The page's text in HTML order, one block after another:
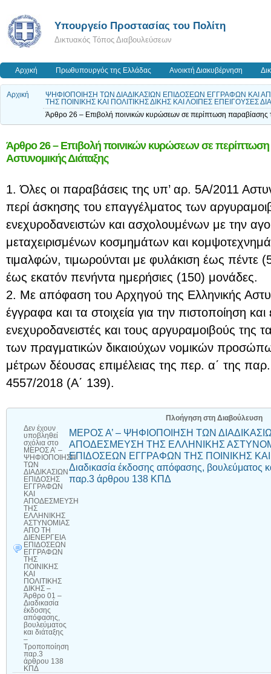
Υπουργείο Προστασίας του Πολίτη
Δικτυακός Τόπος Διαβουλεύσεων
Αρχική Πρωθυπουργός της Ελλάδας Ανοικτή Διακυβέρνηση
Αρχική
ΨΗΦΙΟΠΟΙΗΣΗ ΤΩΝ ΔΙΑΔΙΚΑΣΙΩΝ ΕΠΙΔΟΣΕΩΝ ΕΓΓΡΑΦΩΝ ΚΑΙ
ΤΗΣ ΠΟΙΝΙΚΗΣ ΚΑΙ ΠΟΛΙΤΙΚΗΣ ΔΙΚΗΣ ΚΑΙ ΛΟΙΠΕΣ ΕΠΕΙΓΟΥΣΕΣ
Άρθρο 26 – Επιβολή ποινικών κυρώσεων σε περίπτωση παραβίασης
Άρθρο 26 – Επιβολή ποινικών κυρώσεων σε περίπτωση
Αστυνομικής Διάταξης
1. Όλες οι παραβάσεις της υπ’ αρ. 5Α/2011
περί άσκησης του επαγγέλματος των
ενεχυροδανειστών και ασχολουμένων με την
μεταχειρισμένων κοσμημάτων και
τιμαλφών, τιμωρούνται με φυλάκιση έως πέντε
έως εκατόν πενήντα ημερήσιες (150) μονάδες.
2. Με απόφαση του Αρχηγού της Ελληνικής
έγγραφα και τα στοιχεία για την πιστοποίηση
ενεχυροδανειστές και τους αργυραμοιβούς της
των πραγματικών δικαιούχων νομικών
μέτρων δέουσας επιμέλειας της περ. α΄ της
4557/2018 (Α΄ 139).
Πλοήγηση στη Διαβούλευση
Δεν έχουν
υποβληθεί
σχόλια στο
ΜΕΡΟΣ Α’ –
ΨΗΦΙΟΠΟΙΗΣΗ
ΤΩΝ
ΔΙΑΔΙΚΑΣΙΩΝ
ΕΠΙΔΟΣΗΣ
ΕΓΓΡΑΦΩΝ
ΚΑΙ
ΑΠΟΔΕΣΜΕΥΣΗ
ΤΗΣ
ΕΛΛΗΝΙΚΗΣ
ΑΣΤΥΝΟΜΙΑΣ
ΑΠΟ ΤΗ
ΔΙΕΝΕΡΓΕΙΑ
ΕΠΙΔΟΣΕΩΝ
ΕΓΓΡΑΦΩΝ
ΤΗΣ
ΠΟΙΝΙΚΗΣ
ΚΑΙ
ΠΟΛΙΤΙΚΗΣ
ΔΙΚΗΣ –
Άρθρο 01 –
Διαδικασία
έκδοσης
απόφασης,
βουλεύματος
και διάταξης
–
Τροποποίηση
παρ.3
άρθρου 138
ΚΠΔ
ΜΕΡΟΣ Α’ – ΨΗΦΙΟΠΟΙΗΣΗ ΤΩΝ
ΑΠΟΔΕΣΜΕΥΣΗ ΤΗΣ ΕΛΛΗΝΙΚΗΣ
ΕΠΙΔΟΣΕΩΝ ΕΓΓΡΑΦΩΝ ΤΗΣ ΠΟΙΝΙΚΗΣ ΚΑΙ
Διαδικασία έκδοσης απόφασης, βουλεύματος
παρ.3 άρθρου 138 ΚΠΔ